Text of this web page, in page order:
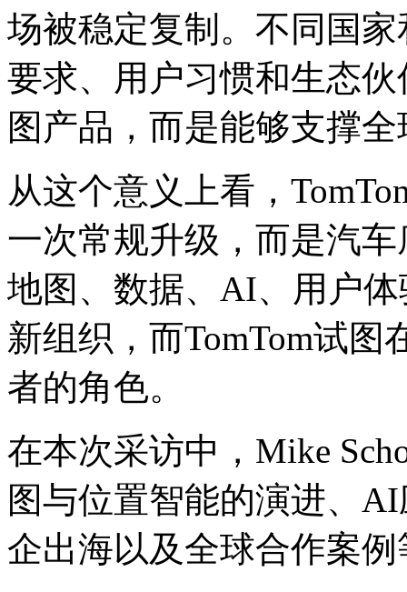
场被稳定复制。不同国
要求、用户习惯和生态
图产品，而是能够支撑
从这个意义上看，
一次常规升级，而是汽
地图、数据、AI、用户
新组织，而TomTom试
者的角色。
在本次采访中，Mike
图与位置智能的演进、
企出海以及全球合作案